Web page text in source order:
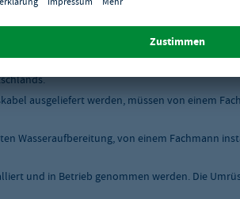
ausgeliefert werden, müssen von einem
Wasseraufbereitung, von einem Fachmann
und in Betrieb genommen werden. Die